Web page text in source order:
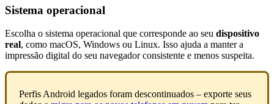
Sistema operacional
Escolha o sistema operacional que corresponde ao seu dispositivo
real, como macOS, Windows ou Linux. Isso ajuda a manter a
impressão digital do seu navegador consistente e menos suspeita.
Perfis Android legados foram descontinuados – exporte seus